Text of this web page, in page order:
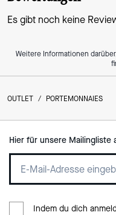
Es gibt noch keine
Weitere Informationen
OUTLET / PORTEMONNAIES
Hier für unsere Mailingliste
Indem du dich